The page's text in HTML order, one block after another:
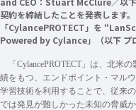
契約を締結したことを発表します
「CylancePROTECT」を
Powered by Cylance」（以下 プ
「CylancePROTECT 」は、北米
績をもつ、エンドポイント・マル
学習技術を利用することで、従来
では発見が難しかった未知の脅威